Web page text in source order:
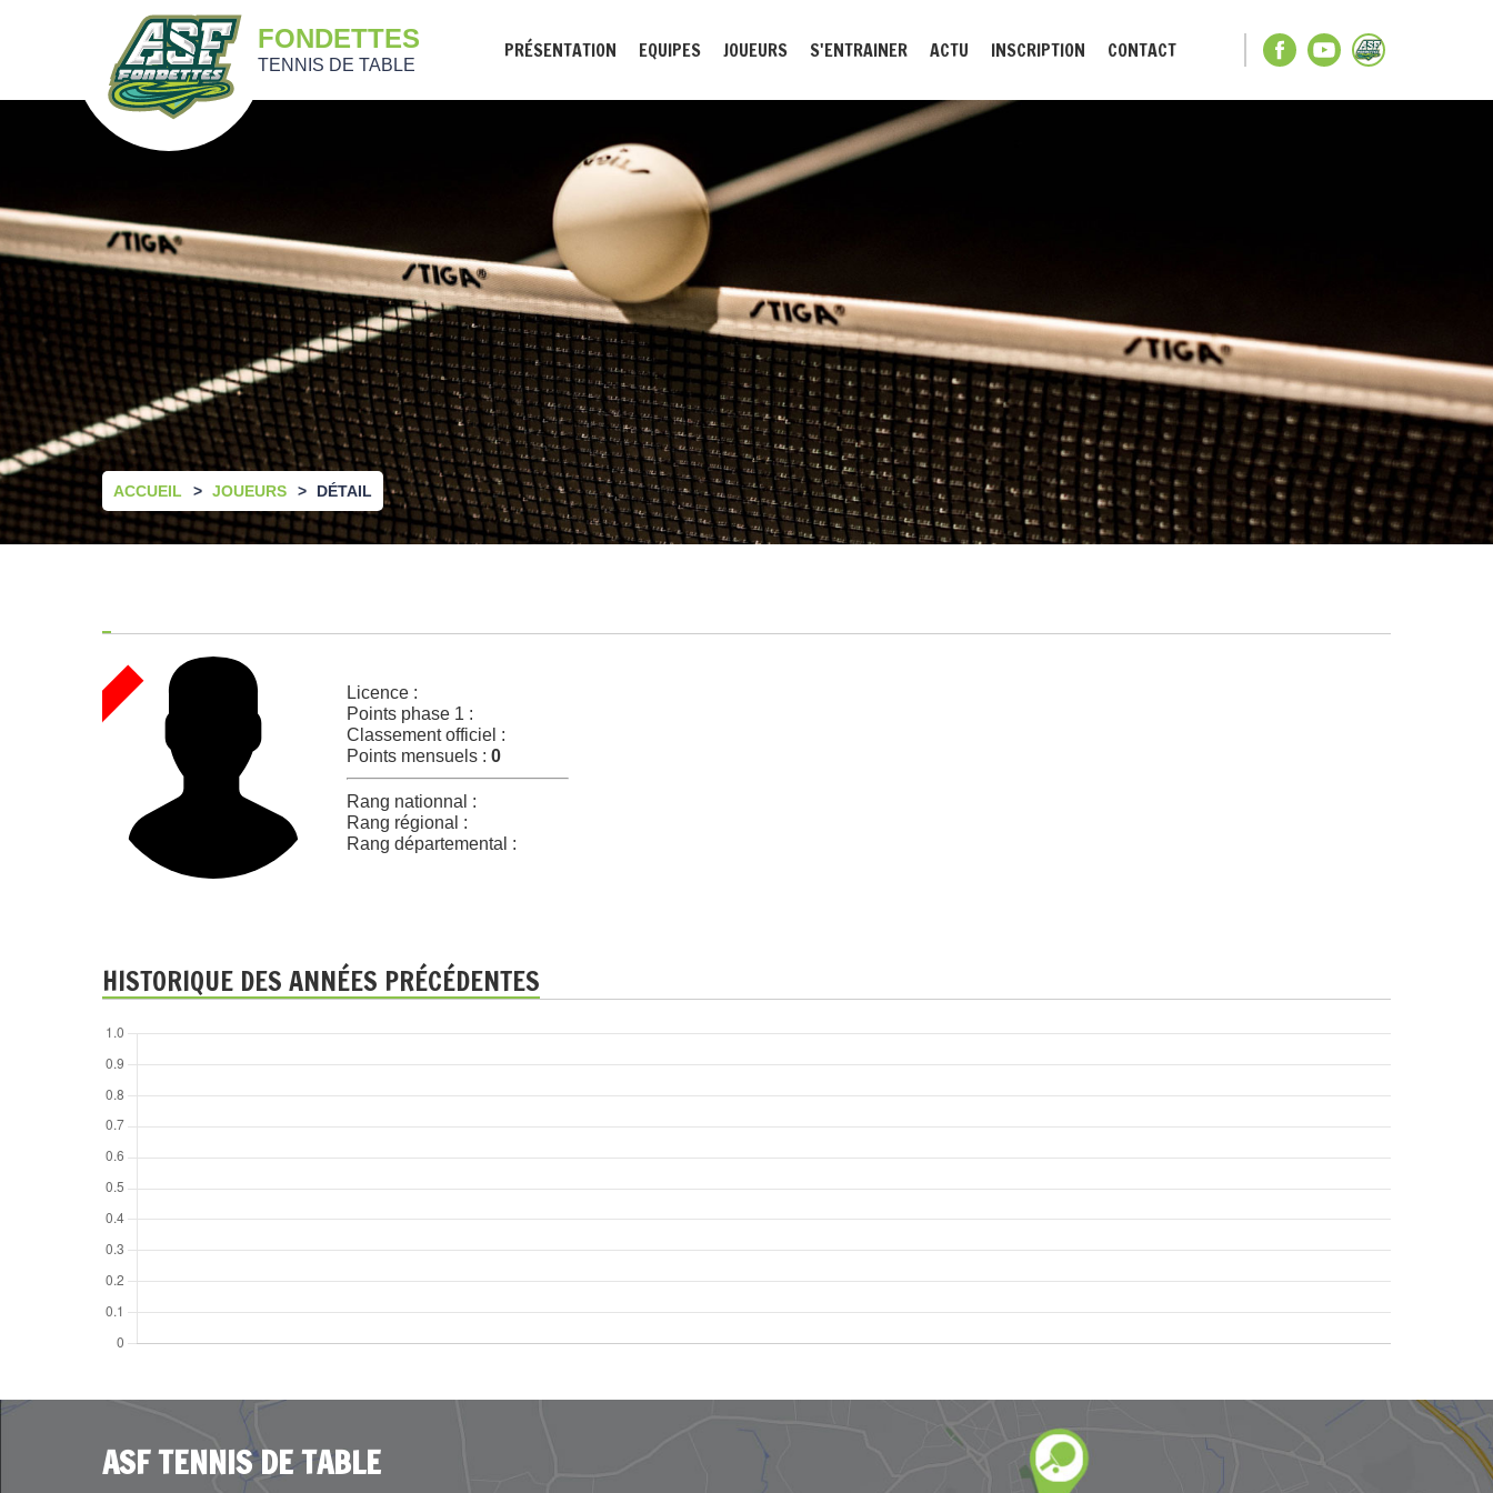
FONDETTES
TENNIS DE TABLE
PRÉSENTATION EQUIPES JOUEURS S'ENTRAINER ACTU INSCRIPTION CONTACT
ACCUEIL JOUEURS DÉTAIL
Licence :
Points phase 1 :
Classement officiel :
Points mensuels : 0
Rang nationnal :
Rang régional :
Rang départemental :
HISTORIQUE DES ANNÉES PRÉCÉDENTES
ASF TENNIS DE TABLE